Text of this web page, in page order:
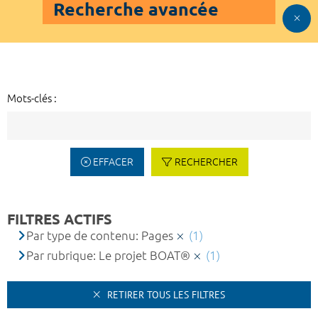
Recherche avancée
Mots-clés :
EFFACER RECHERCHER
FILTRES ACTIFS
Par type de contenu: Pages
(1)
Par rubrique: Le projet BOAT®
(1)
RETIRER TOUS LES FILTRES